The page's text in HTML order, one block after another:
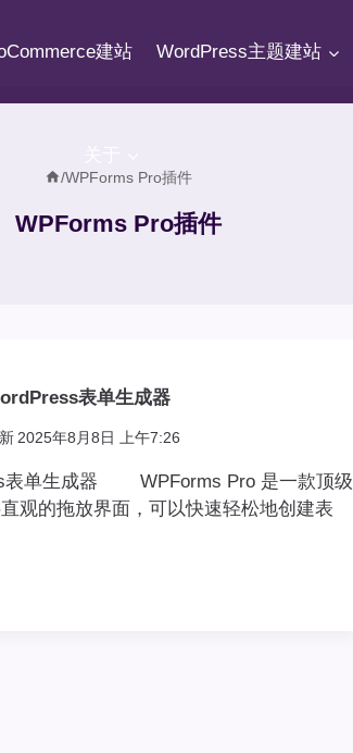
建站 WordPress主题建站
/WPForms Pro插件
WPForms Pro插件
表单生成器
2025年8月8日 上午7:26
表单生成器 WPForms Pro 是一款顶级
观的拖放界面，可以快速轻松地创建表